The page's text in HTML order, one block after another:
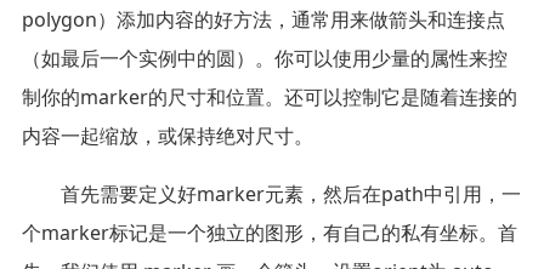
polygon）添加内容的好方法，通常用来做箭头和连接点
（如最后一个实例中的圆）。你可以使用少量的属性来控
制你的marker的尺寸和位置。还可以控制它是随着连接的
内容一起缩放，或保持绝对尺寸。
首先需要定义好marker元素，然后在path中引用，一
个marker标记是一个独立的图形，有自己的私有坐标。首